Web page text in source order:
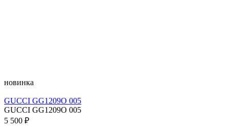
новинка
GUCCI GG1209O 005
GUCCI GG1209O 005
5 500 ₽